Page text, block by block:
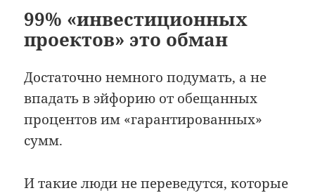
99% «инвестиционных
проектов» это обман
Достаточно немного подумать, а не
впадать в эйфорию от обещанных
процентов им «гарантированных»
сумм.
И такие люди не переведутся, которые